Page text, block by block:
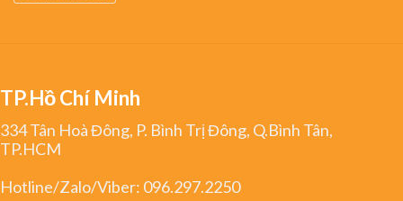
TP.Hồ Chí Minh
334 Tân Hoà Đông, P. Bình Trị Đông, Q.Bình Tân,
TP.HCM
Hotline/Zalo/Viber: 096.297.2250